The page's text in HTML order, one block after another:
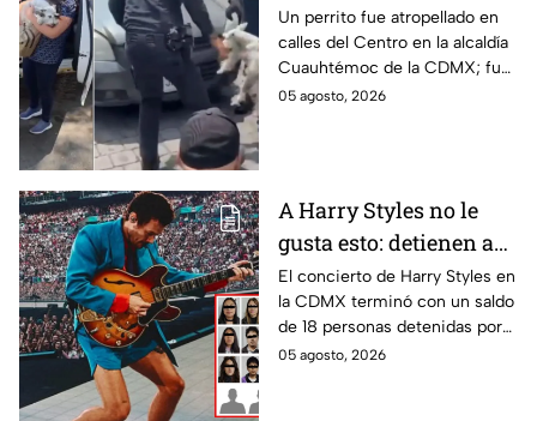
la alcaldía
Cuauhtémoc; policías
lo rescatan y entregan
a su dueña
Un perrito fue atropellado en
calles del Centro en la alcaldía
Cuauhtémoc de la CDMX; fue
rescatado y resguardado por
05 agosto, 2026
A Harry Styles no le
gusta esto: detienen a
18 tras concierto en
CDMX
El concierto de Harry Styles en
la CDMX terminó con un saldo
de 18 personas detenidas por
policías, quienes los esposaron
05 agosto, 2026